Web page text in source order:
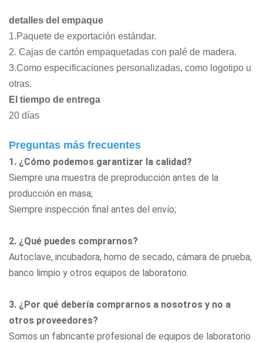
detalles del empaque
1.Paquete de exportación estándar.
2. Cajas de cartón empaquetadas con palé de madera.
3.Como especificaciones personalizadas, como logotipo u
otras.
El tiempo de entrega
20 días
Preguntas más frecuentes
1. ¿Cómo podemos garantizar la calidad?
Siempre una muestra de preproducción antes de la
producción en masa;
Siempre inspección final antes del envío;
2. ¿Qué puedes comprarnos?
Autoclave, incubadora, horno de secado, cámara de prueba,
banco limpio y otros equipos de laboratorio.
3. ¿Por qué debería comprarnos a nosotros y no a
otros proveedores?
Somos un fabricante profesional de equipos de laboratorio